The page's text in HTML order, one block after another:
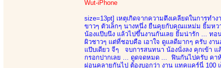
Wut-iPhone
size=13pt] เหตุเกิดจากความตึงเคลียดในการท
ขาวๆ ตัวเล็กๆ นางหนึ่ง ยืนคุยกับคุณแหม่ม ยิ้มห
น้องแป๊บนึง แล้วไปขึ้นงานกันเลย ยิ้มน่ารัก ...
ผิวชาวๆ แต่ที่ชอบคือ เอาใจ ดูแลดีมากๆ ครับ งา
แป๊บเดียว จีๆ จบการสนทนา น้องนั่งลง คุกเข้า
กรอกปากเลย ... ดูดจดหมด ... ฟินกันไปครับ คา
ผ่อนคลายกันไป ต้องบอกว่า งาน แทคแคร์นี่ 100